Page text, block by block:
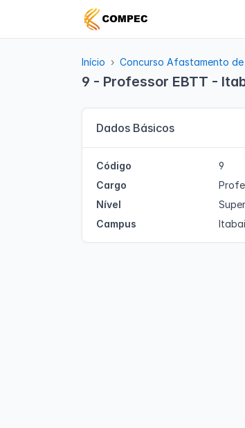
Início Concurso Afastamento
9 - Professor EBTT -
Dados Básicos
Código
9
Cargo
Nível
Campus